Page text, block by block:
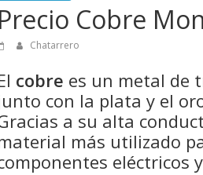
Precio Cobre
Chatarrero
cobre es un metal de
con la plata y el
a su alta
más utilizado
eléctricos